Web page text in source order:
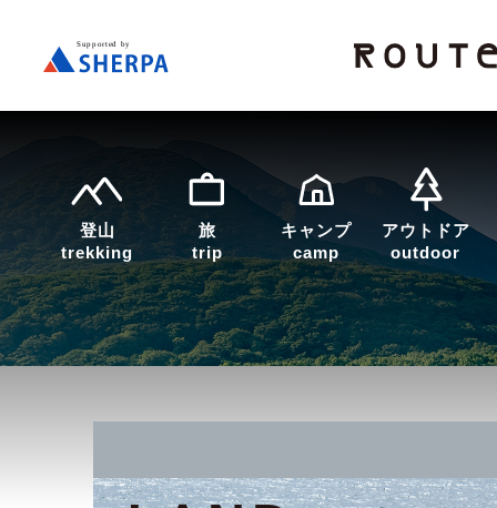
登山
trekking
旅
trip
キャンプ
camp
アウトドア
outdoor